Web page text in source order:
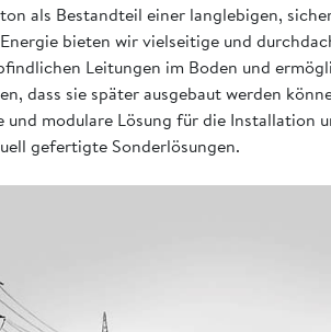
als Bestandteil einer langlebigen,
bieten wir vielseitige und
Leitungen im Boden und
dass sie später ausgebaut werden
modulare Lösung für die
gefertigte Sonderlösungen.